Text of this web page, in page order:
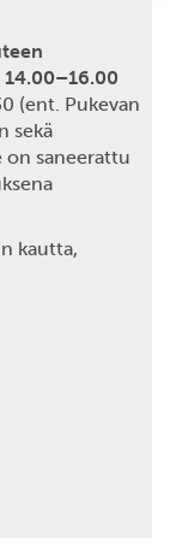
14.00–16.00
(ent. Pukevan
sekä
on saneerattu
kautta,